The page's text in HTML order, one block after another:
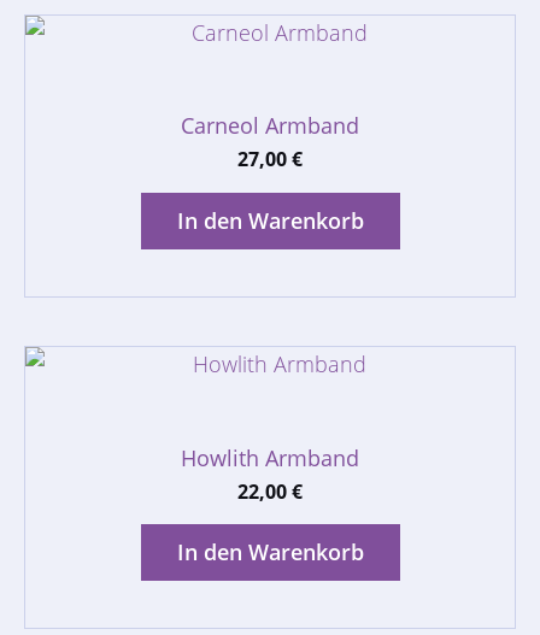
Carneol Armband
27,00€
In den Warenkorb
Howlith Armband
22,00€
In den Warenkorb